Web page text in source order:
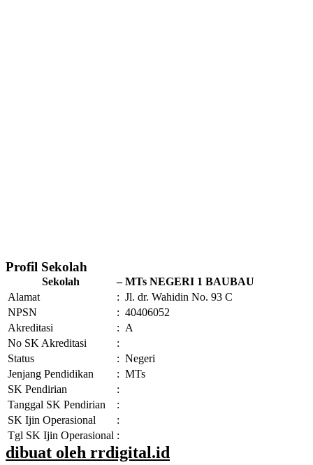
Profil Sekolah
Sekolah – MTs NEGERI 1 BAUBAU
Alamat
: Jl. dr. Wahidin No. 93 C
NPSN
: 40406052
Akreditasi
: A
No SK Akreditasi
:
Status
: Negeri
Jenjang Pendidikan
: MTs
SK Pendirian
:
Tanggal SK Pendirian
:
SK Ijin Operasional
:
Tgl SK Ijin Operasional :
dibuat oleh rrdigital.id